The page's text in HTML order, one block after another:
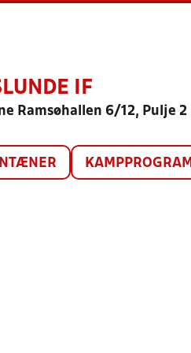
IF
Ramsøhallen 6/12, Pulje 2